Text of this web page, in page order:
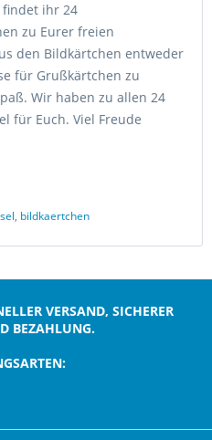
findet ihr 24
zu Eurer freien
den Bildkärtchen entweder
für Grußkärtchen zu
Wir haben zu allen 24
für Euch. Viel Freude
, bildkaertchen
VERSAND, SICHERER
BEZAHLUNG.